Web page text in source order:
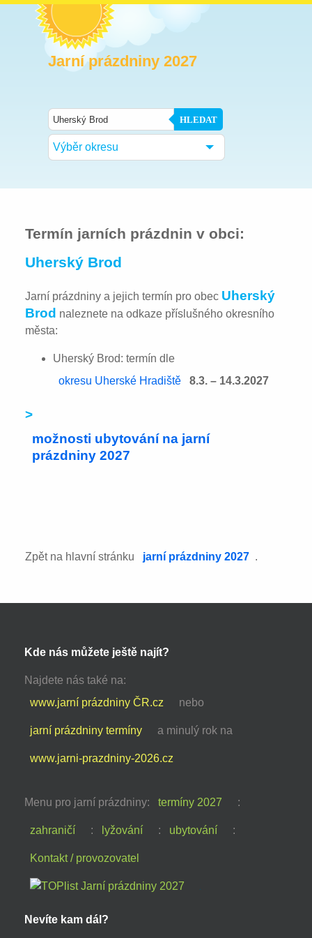
Jarní prázdniny 2027
HLEDAT
Výběr okresu
Termín jarních prázdnin v obci:
Uherský Brod
Jarní prázdniny a jejich termín pro obec Uherský
Brod naleznete na odkaze příslušného okresního
města:
Uherský Brod: termín dle
okresu Uherské Hradiště
8.3. – 14.3.2027
>
možnosti ubytování na jarní
prázdniny 2027
Zpět na hlavní stránku jarní prázdniny 2027 .
Kde nás můžete ještě najít?
Najdete nás také na:
www.jarní prázdniny ČR.cz
nebo
jarní prázdniny termíny a minulý rok na
www.jarni-prazdniny-2026.cz
Menu pro jarní prázdniny: termíny 2027 :
zahraničí : lyžování : ubytování :
Kontakt / provozovatel
Nevíte kam dál?